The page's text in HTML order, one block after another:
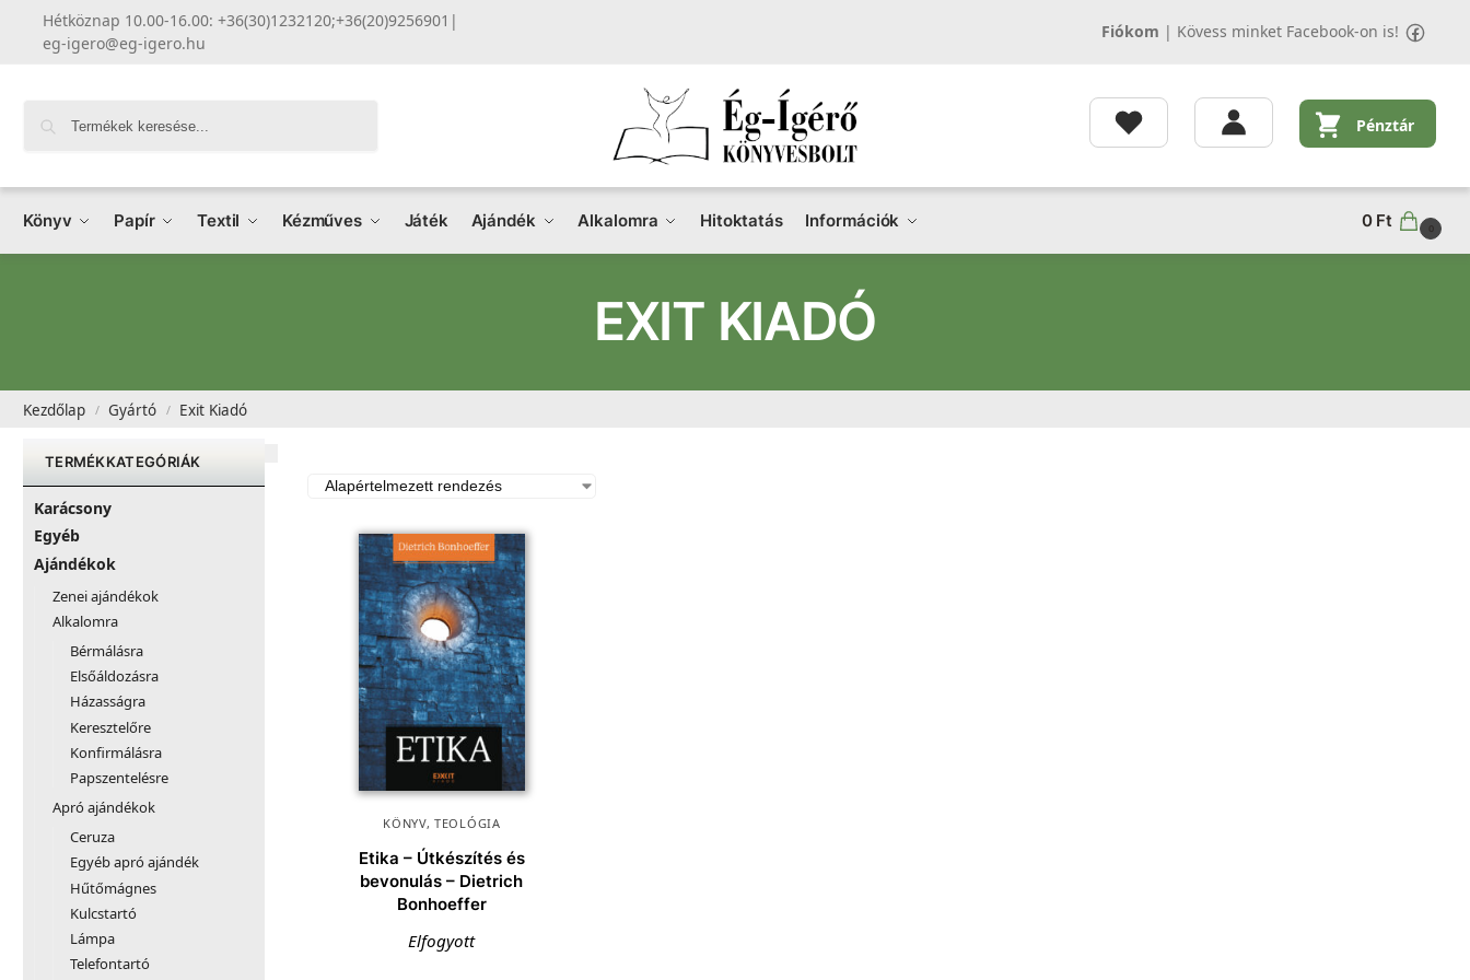
Hétköznap 10.00-16.00: +36(30)1232120;+36(20)9256901 |
eg-igero@eg-igero.hu
Fiókom | Kövess minket Facebook-on is!
Pénztár
Könyv Papír Textil Kézműves Játék Ajándék Alkalomra Hitoktatás Információk 0 Ft 0
EXIT KIADÓ
Kezdőlap / Gyártó / Exit Kiadó
KÖNYV,TEOLÓGIA
Etika – Útkészítés és
bevonulás – Dietrich
Bonhoeffer
Elfogyott
TERMÉKKATEGÓRIÁK
Karácsony
Egyéb
Ajándékok
Zenei ajándékok
Alkalomra
Bérmálásra
Elsőáldozásra
Házasságra
Keresztelőre
Konfirmálásra
Papszentelésre
Apró ajándékok
Ceruza
Egyéb apró ajándék
Hűtőmágnes
Kulcstartó
Lámpa
Telefontartó